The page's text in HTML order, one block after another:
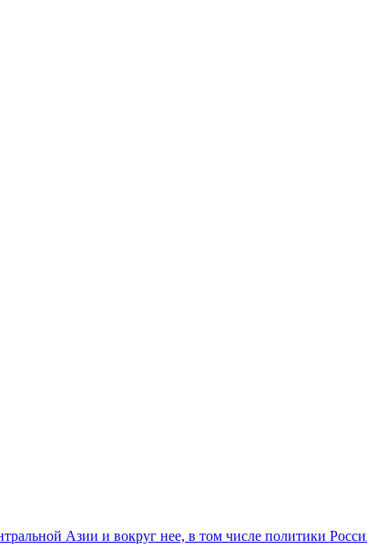
Азии и вокруг нее, в том числе политики